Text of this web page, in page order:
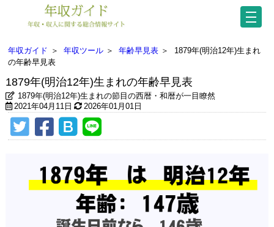
年収ガイド ＞ 年収ツール ＞ 年齢早見表 ＞
1879年(明治12年)生まれ
の年齢早見表
1879年(明治12年)生まれの年齢早見表
1879年(明治12年)生まれの節目の西暦・和暦が一目瞭然
2021年04月11日
2026年01月01日